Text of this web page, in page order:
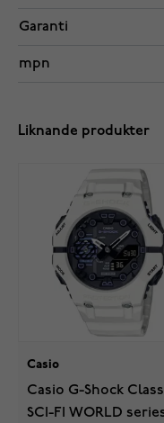
Garanti
mpn
Liknande produkter
Casio
Casio G-Shock
SCI-FI WORLD